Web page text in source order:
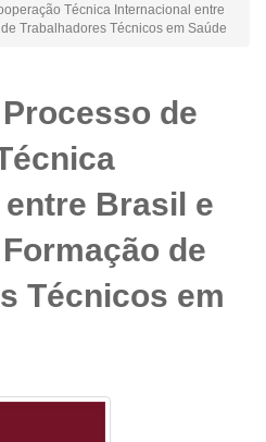
Técnica Internacional entre
Trabalhadores Técnicos em Saúde
de
Brasil e
de
Técnicos em